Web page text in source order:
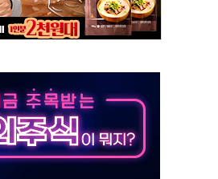
전원 구조
관측
도 38도 넘으면 중단